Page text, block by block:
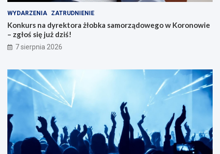
WYDARZENIA ZATRUDNIENIE
Konkurs na dyrektora żłobka samorządowego w Koronowie
– zgłoś się już dziś!
7 sierpnia 2026